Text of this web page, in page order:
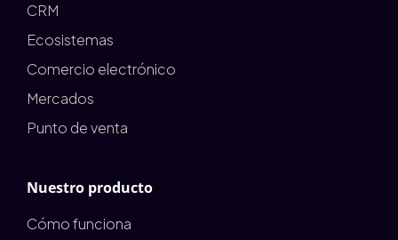
CRM
Ecosistemas
Comercio electrónico
Mercados
Punto de venta
Nuestro producto
Cómo funciona